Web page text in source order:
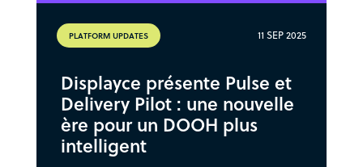
PLATFORM UPDATES 11 SEP 2025
Displayce présente Pulse et
Delivery Pilot : une nouvelle
ère pour un DOOH plus
intelligent